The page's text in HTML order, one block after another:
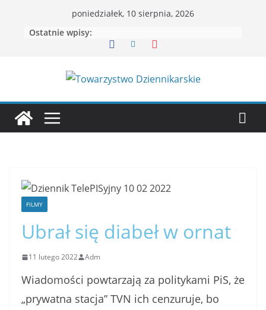
poniedziałek, 10 sierpnia, 2026
Ostatnie wpisy:
FILMY
Ubrał się diabeł w ornat
11 lutego 2022 Adm
Wiadomości powtarzają za politykami PiS, że
„prywatna stacja” TVN ich cenzuruje, bo